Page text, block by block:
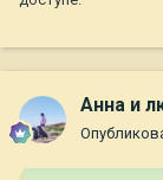
Анна и